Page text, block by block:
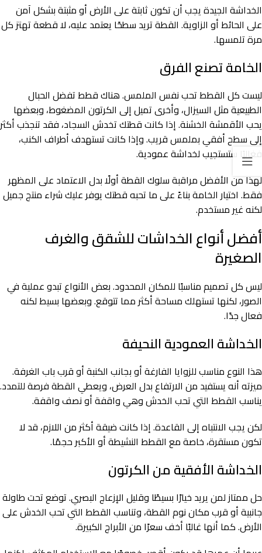
الخداشة الجيدة يجب أن تكون ثابتة على الأرض أو مثبتة بشكل آمن
على الحائط أو الزاوية. القطة تريد سطحًا يعتمد عليه، لا قطعة تهتز كل
مرة تلمسها.
الخامة تصنع الفرق
ليست كل القطط تحب نفس الملمس. هناك قطط تفضل الحبال
الطبيعية مثل السيزال، وأخرى تميل إلى الكرتون المضغوط، وبعضها
يحب الأقمشة الخشنة. إذا كانت قطتك تخدش السجاد، فقد تنجذب أكثر
إلى سطح أفقي بملمس قريب. وإذا كانت تستهدف أطراف الكنب،
فغالبًا ستستجيب لخداشة عمودية.
لهذا من الأفضل مراقبة سلوك القطة أولًا بدل الاعتماد على المظهر
فقط. اختيار الخامة بناءً على ما تحبه قطتك يوفر عليك شراء منتج جميل
لكنه غير مستخدم.
أفضل أنواع الخداشات للشقق والغرف
الصغيرة
ليس كل تصميم مناسبًا للمكان المحدود. بعض الأنواع تبدو عملية في
الصور، لكنها تستهلك مساحة أكثر مما تتوقع. وبعضها بسيط لكنه
فعال جدًا.
الخداشة العمودية النحيفة
هذا النوع مناسب للزوايا الفارغة أو بجانب الكنبة أو قرب باب الغرفة.
ميزته أنه يستفيد من الارتفاع بدل العرض، ويعطي القطة فرصة للتمدد.
يناسب القطط التي تحب الخدش وهي واقفة أو نصف واقفة.
لكن يجب الانتباه إلى القاعدة. إذا كانت ضيقة أكثر من اللازم، قد لا
تكون مستقرة، خاصة مع القطط النشيطة أو الأكبر حجمًا.
الخداشة الأفقية من الكرتون
حل ممتاز لمن يريد خيارًا بسيطًا وقليل الإزعاج البصري. توضع تحت طاولة
جانبية أو قرب مكان نوم القطة، وتناسب القطط التي تحب الخدش على
الأرض. كما أنها غالبًا أخف سعرًا من الأبراج الكبيرة.